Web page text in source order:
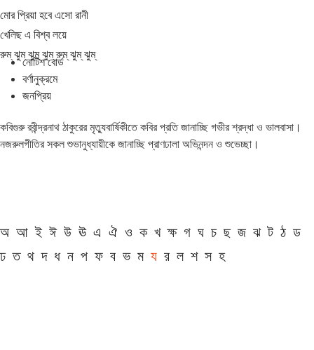
মোর প্রিয়া হবে এসো রানী
খেলিছ এ বিশ্ব লয়ে
রুম্ ঝুম্ ঝুম্ ঝুম্ রুম্ ঝুম্ ঝুম্
নোটিশ বোর্ড
বর্ণানুক্রমে
জনপ্রিয়
কবিগুরু রবীন্দ্রনাথ ঠাকুরের মৃত্যুবার্ষিকীতে কবির প্রতি জানাচ্ছি গভীর শ্রদ্ধা ও ভালবাসা।
নজরুলগীতির সকল শুভানুধ্যায়ীকে জানাচ্ছি প্রাণঢালা অভিনন্দন ও শুভেচ্ছা।
অ আ ই ঈ উ ঊ এ ঐ ও ক খ ক্ষ গ ঘ চ ছ জ ঝ ট ঠ ড
ঢ ত থ দ ধ ন প ফ ব ভ ম য র ল শ স হ